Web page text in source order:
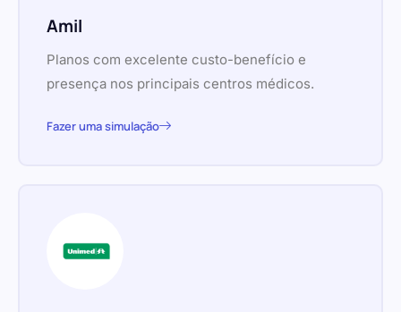
Amil
Planos com excelente custo-benefício e
presença nos principais centros médicos.
Fazer uma simulação